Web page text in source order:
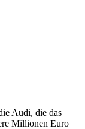
Audi, die das
Millionen Euro